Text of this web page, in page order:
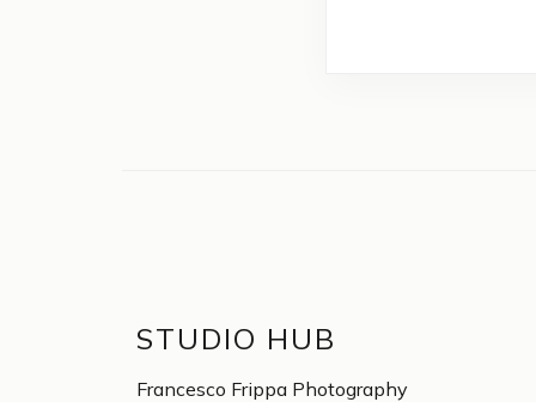
STUDIO HUB
Francesco Frippa Photography